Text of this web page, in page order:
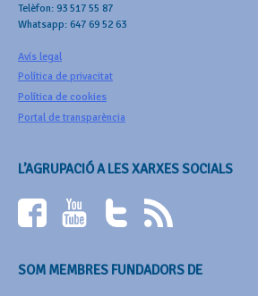
Telèfon: 93 517 55 87
Whatsapp: 647 69 52 63
Avís legal
Política de privacitat
Política de cookies
Portal de transparència
L’AGRUPACIÓ A LES XARXES SOCIALS
SOM MEMBRES FUNDADORS DE